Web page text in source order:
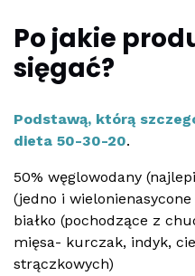
Po jakie
sięgać?
Podstawą, którą
dieta 50-30-20.
50% węglowodany
(jedno i
białko (pochodzące z
mięsa- kurczak, indyk,
strączkowych)